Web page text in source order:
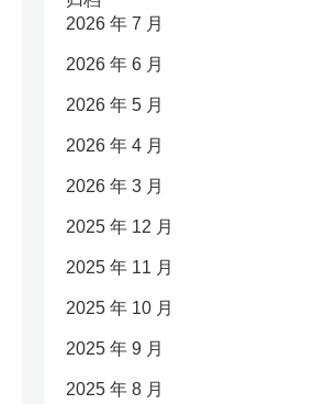
2026 年 7 月
2026 年 6 月
2026 年 5 月
2026 年 4 月
2026 年 3 月
2025 年 12 月
2025 年 11 月
2025 年 10 月
2025 年 9 月
2025 年 8 月